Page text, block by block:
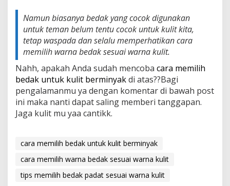
Namun biasanya bedak yang cocok digunakan
untuk teman belum tentu cocok untuk kulit kita,
tetap waspada dan selalu memperhatikan cara
memilih warna bedak sesuai warna kulit.
Nahh, apakah Anda sudah mencoba cara memilih
bedak untuk kulit berminyakdi atas??Bagi
pengalamanmu ya dengan komentar di bawah post
ini maka nanti dapat saling memberi tanggapan.
Jaga kulit mu yaa cantikk.
cara memilih bedak untuk kulit berminyak
cara memilih warna bedak sesuai warna kulit
tips memilih bedak padat sesuai warna kulit